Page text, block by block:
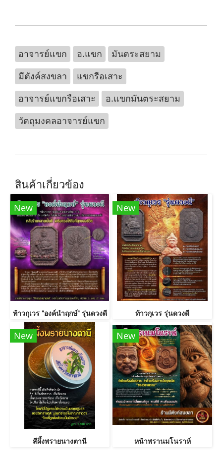
อาจารย์แขก อ.แขก
มันตระสยาม
มีตังค์สงขลา
แขกรือเสาะ
อาจารย์แขกรือเสาะ
อ.แขกมันตระสยาม
วัตถุมงคลอาจารย์แขก
สินค้าเกี่ยวข้อง
New
ท้าวกุเวร "องค์นำฤกษ์" รุ่นดวงดี
New
ท้าวกุเวร รุ่นดวงดี
New
สีผึ้งพรายนางตานี
New
หน้าพรานมโนราห์